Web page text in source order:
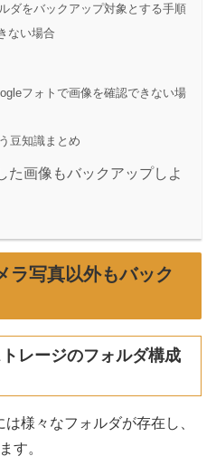
ダをバックアップ対象とする手順
ない場合
フォトで画像を確認できない場
豆知識まとめ
た画像もバックアップしよ
ラ写真以外もバック
レージのフォルダ構成
様々なフォルダが存在し、
す。